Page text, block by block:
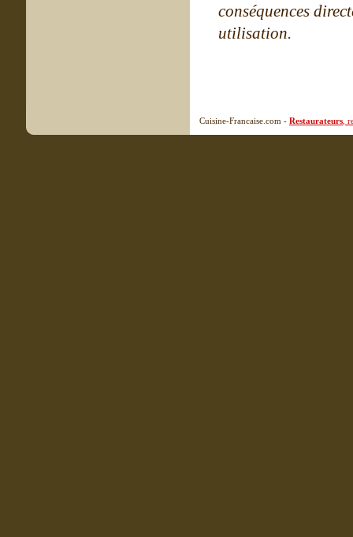
conséquences
utilisation.
Cuisine-Francaise.com - Restaurateurs ,